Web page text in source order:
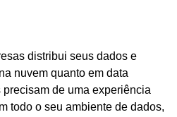
distribui seus dados e
nuvem quanto em data
de uma experiência
todo o seu ambiente de dados,